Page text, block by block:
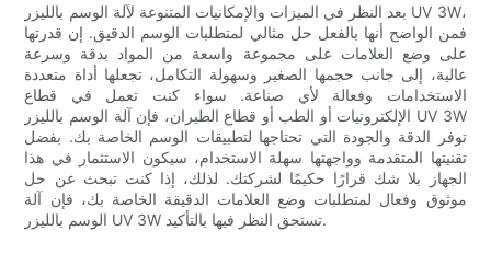
بعد النظر في الميزات والإمكانيات المتنوعة لآلة الوسم بالليزر UV 3W،
فمن الواضح أنها بالفعل حل مثالي لمتطلبات الوسم الدقيق. إن قدرتها
على وضع العلامات على مجموعة واسعة من المواد بدقة وسرعة
عالية، إلى جانب حجمها الصغير وسهولة التكامل، تجعلها أداة متعددة
الاستخدامات وفعالة لأي صناعة. سواء كنت تعمل في قطاع
الإلكترونيات أو الطب أو قطاع الطيران، فإن آلة الوسم بالليزر UV 3W
توفر الدقة والجودة التي تحتاجها لتطبيقات الوسم الخاصة بك. بفضل
تقنيتها المتقدمة وواجهتها سهلة الاستخدام، سيكون الاستثمار في هذا
الجهاز بلا شك قرارًا حكيمًا لشركتك. لذلك، إذا كنت تبحث عن حل
موثوق وفعال لمتطلبات وضع العلامات الدقيقة الخاصة بك، فإن آلة
الوسم بالليزر UV 3W تستحق النظر فيها بالتأكيد.